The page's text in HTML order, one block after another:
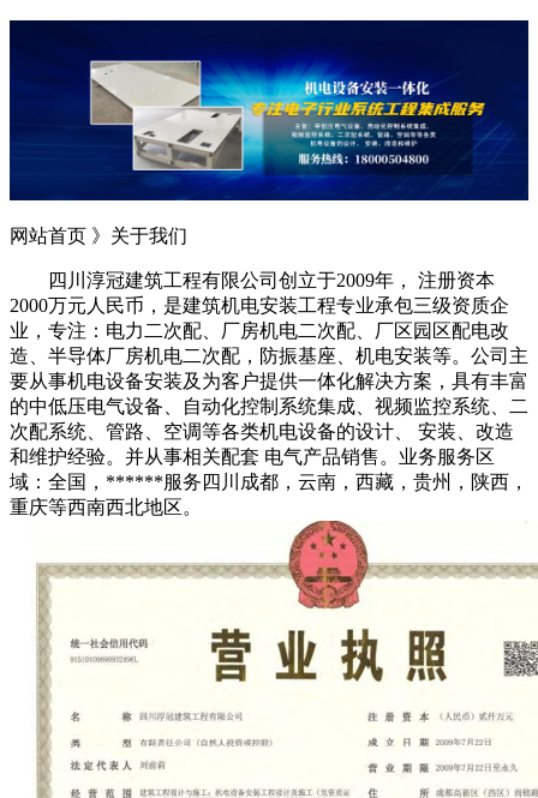
网站首页 》 关于我们
四川淳冠建筑工程有限公司创立于2009年， 注册资本
2000万元人民币，是建筑机电安装工程专业承包三级资质企
业，专注：电力二次配、厂房机电二次配、厂区园区配电改
造、半导体厂房机电二次配，防振基座、机电安装等。公司主
要从事机电设备安装及为客户提供一体化解决方案，具有丰富
的中低压电气设备、自动化控制系统集成、视频监控系统、二
次配系统、管路、空调等各类机电设备的设计、 安装、改造
和维护经验。并从事相关配套 电气产品销售。业务服务区
域：全国，******服务四川成都，云南，西藏，贵州，陕西，
重庆等西南西北地区。